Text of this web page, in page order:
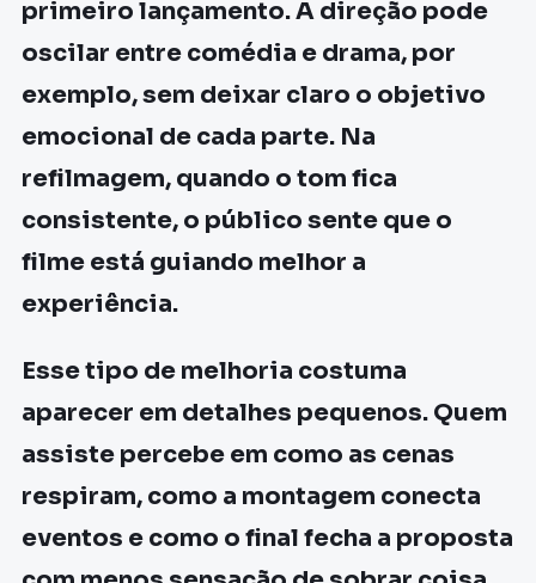
primeiro lançamento. A direção pode
oscilar entre comédia e drama, por
exemplo, sem deixar claro o objetivo
emocional de cada parte. Na
refilmagem, quando o tom fica
consistente, o público sente que o
filme está guiando melhor a
experiência.
Esse tipo de melhoria costuma
aparecer em detalhes pequenos. Quem
assiste percebe em como as cenas
respiram, como a montagem conecta
eventos e como o final fecha a proposta